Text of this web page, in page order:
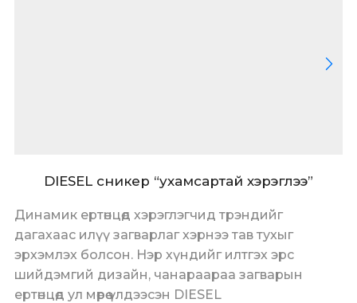
DIESEL сникер “ухамсартай хэрэглээ”
Динамик ертөнцөд хэрэглэгчид трэндийг
дагахаас илүү загварлаг хэрнээ тав тухыг
эрхэмлэх болсон. Нэр хүндийг илтгэх эрс
шийдэмгий дизайн, чанараараа загварын
ертөнцөд ул мөрөө үлдээсэн DIESEL